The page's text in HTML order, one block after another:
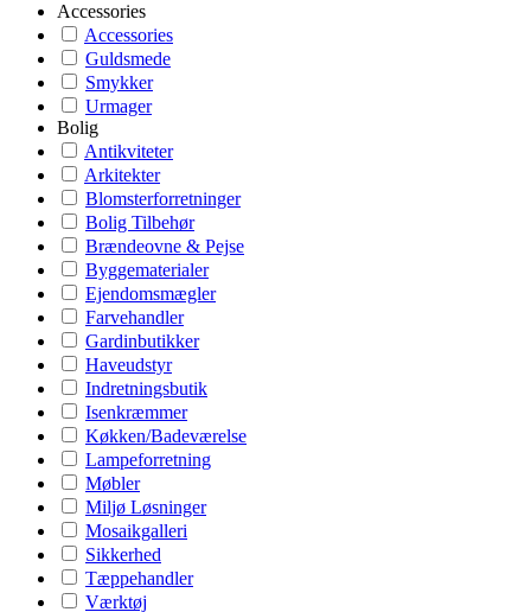
Accessories
Accessories
Guldsmede
Smykker
Urmager
Bolig
Antikviteter
Arkitekter
Blomsterforretninger
Bolig Tilbehør
Brændeovne & Pejse
Byggematerialer
Ejendomsmægler
Farvehandler
Gardinbutikker
Haveudstyr
Indretningsbutik
Isenkræmmer
Køkken/Badeværelse
Lampeforretning
Møbler
Miljø Løsninger
Mosaikgalleri
Sikkerhed
Tæppehandler
Værktøj